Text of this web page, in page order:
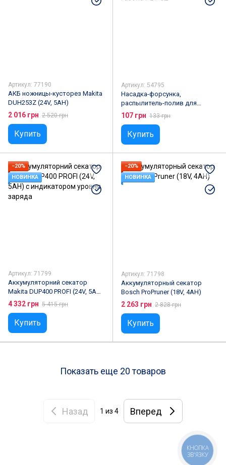
Артикул: 77190
АКБ ножницы-кусторез Makita
DUH253Z (24V, 5АН)
2 016 грн 2 520 грн
Купить
Артикул: 54795
Насадка-форсунка,
распылитель-полив для
газона PLV-02
107 грн 133 грн
Купить
−20%
НОВИНКА
Артикул: 71799
Аккумуляторний секатор
Makita DUP400 PROFI (24V, 5AH)
с индикатором уровня заряда
4 332 грн 5 415 грн
Купить
−20%
НОВИНКА
Артикул: 71798
Аккумуляторный секатор
Bosch ProPruner (18V, 4AH)
2 263 грн 2 828 грн
Купить
Показать еще 20 товаров
Назад 1 из 4 Вперед
КНОПКА
ЗВ'ЯЗКУ